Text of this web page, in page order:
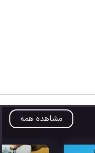
مشاهده همه